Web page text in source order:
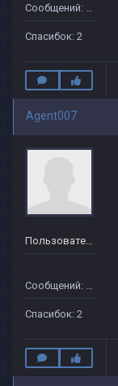
Сообщений: 37
Спасибок: 2
Agent007
Пользователь
Сообщений: 37
Спасибок: 2